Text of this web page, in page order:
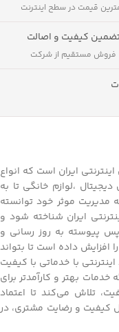
قیمت در سطح اینترنت
کیفیت و اصالت
فروش مستقیم از شرکت
ایران است که انواع
،لوازم خانگی تا به
موثر خود توانسته
ایران شناخته شود و
پیوسته به روز رسانی و
افزایش داده است تا بتواند
با خدماتی با کیفیت
بهتر و کارآمدتر برای
تلاش می‌کند تا اعتماد
کیفیت و رضایت مشتری، در